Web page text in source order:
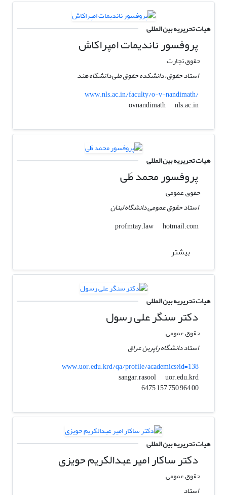
هیات تحریریه بین المللی
پروفسور ناندیمات امپراکاش
حقوق تجارت
استاد حقوق، دانشکده حقوق ملی دانشگاه هند
www.nls.ac.in/faculty/o-v-nandimath/
ovnandimath
nls.ac.in
هیات تحریریه بین المللی
پروفسور محمد طَی
حقوق عمومی
استاد حقوق عمومی دانشگاه لبنان
profmtay.law
hotmail.com
بیشتر
هیات تحریریه بین المللی
دکتر سنگر علی رسول
حقوق عمومی
استاد دانشگاه راپربن عراق
www.uor.edu.krd/qa/profile/academics?id=138
sangar.rasool
uor.edu.krd
00 964 750 157 6475
هیات تحریریه بین المللی
دکتر ساکار امیر عبدالکریم حویزی
حقوق عمومی
استاد